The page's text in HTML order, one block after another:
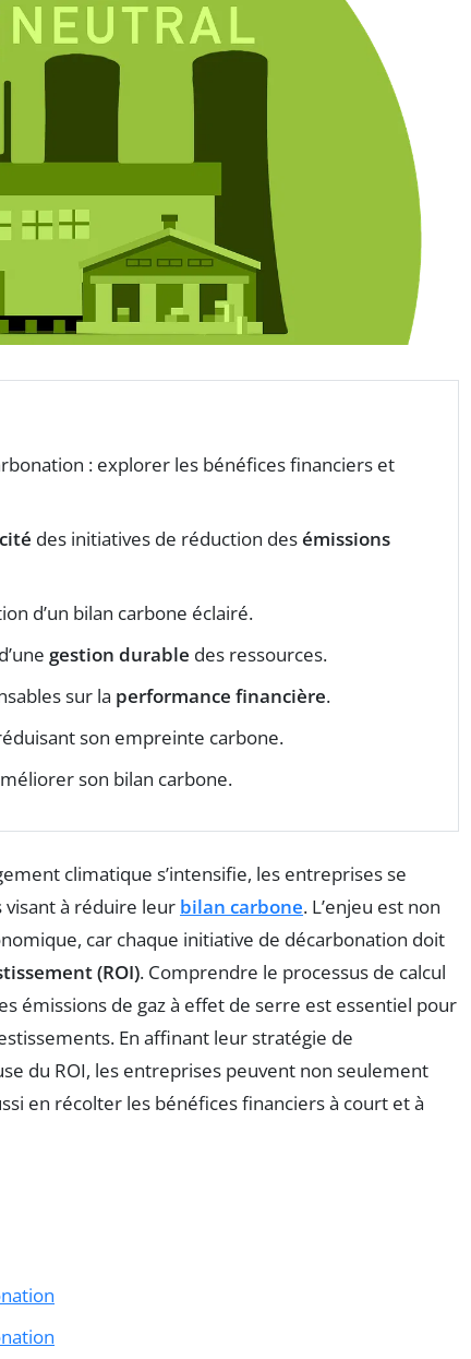
: explorer les bénéfices financiers et
des initiatives de réduction desémissions
d’un bilan carbone éclairé.
d’une gestion durable des ressources.
sur la performance financière.
son empreinte carbone.
son bilan carbone.
climatique s’intensifie, les entreprises se
à réduire leur bilan carbone. L’enjeu est non
car chaque initiative de décarbonation doit
(ROI). Comprendre le processus de calcul
émissions de gaz à effet de serre est essentiel pour
En affinant leur stratégie de
du ROI, les entreprises peuvent non seulement
en récolter les bénéfices financiers à court et à